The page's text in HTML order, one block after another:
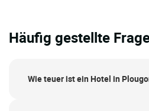
Häufig gestellte
Wie teuer ist ein Hotel in